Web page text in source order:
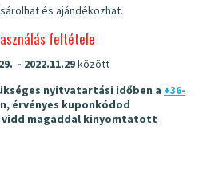
és ajándékozhat.
feltétele
- 2022.11.29között
nyitvatartási időben a +36-
érvényes kuponkódod
vidd magaddal kinyomtatott